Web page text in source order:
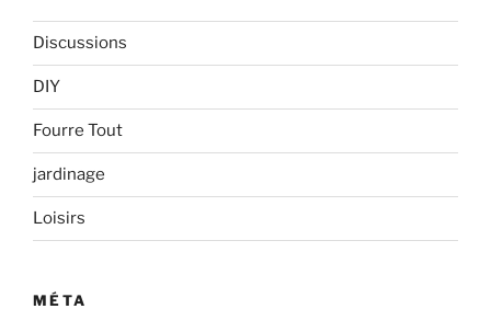
Discussions
DIY
Fourre Tout
jardinage
Loisirs
MÉTA